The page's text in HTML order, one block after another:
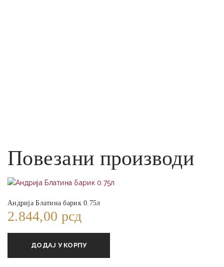
Повезани производи
Андрија Блатина барик 0.75л
2.844,00 рсд
ДОДАЈ У КОРПУ